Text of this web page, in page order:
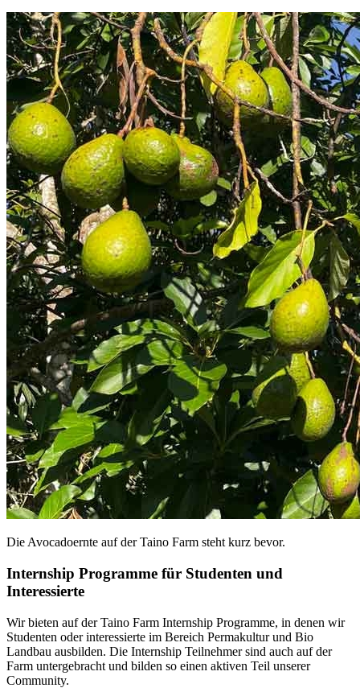
Die Avocadoernte auf der Taino Farm steht kurz bevor.
Internship Programme für Studenten und
Interessierte
Wir bieten auf der Taino Farm Internship Programme, in denen wir
Studenten oder interessierte im Bereich Permakultur und Bio
Landbau ausbilden. Die Internship Teilnehmer sind auch auf der
Farm untergebracht und bilden so einen aktiven Teil unserer
Community.